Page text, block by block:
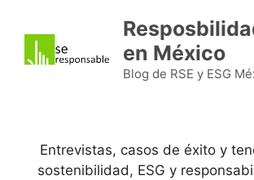
contenido
en México
Blog de RSE y ESG
Entrevistas, casos de éxito y
sostenibilidad, ESG y